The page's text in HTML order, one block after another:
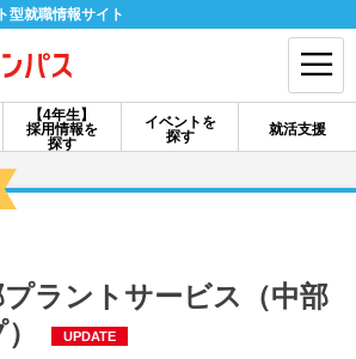
型就職情報サイト
【4年生】
採用情報を
探す
イベントを
探す
就活支援
ログイン
【4年生】
ラントサービス（中部
UPDATE